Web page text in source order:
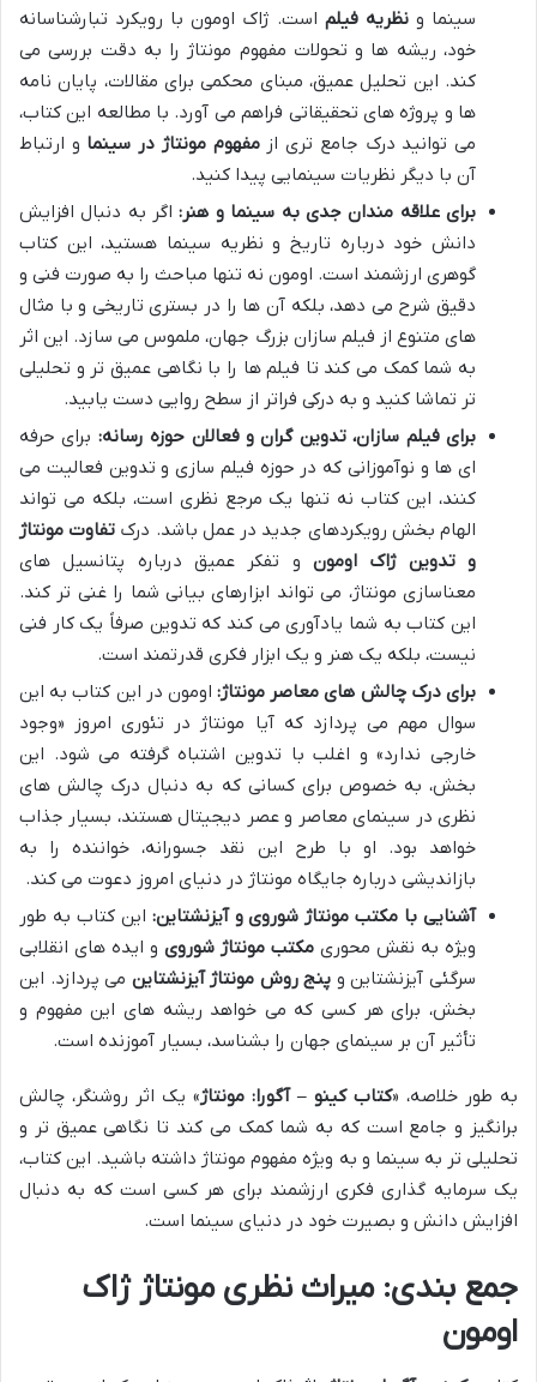
سینما ونظریه فیلم است. ژاک اومون با رویکرد تبارشناسانه
خود، ریشه ها و تحولات مفهوم مونتاژ را به دقت بررسی می
کند. این تحلیل عمیق، مبنای محکمی برای مقالات، پایان نامه
ها و پروژه های تحقیقاتی فراهم می آورد. با مطالعه این کتاب،
می توانید درک جامع تری ازمفهوم مونتاژ در سینما و ارتباط
آن با دیگر نظریات سینمایی پیدا کنید.
برای علاقه مندان جدی به سینما و هنر:اگر به دنبال افزایش
دانش خود درباره تاریخ و نظریه سینما هستید، این کتاب
گوهری ارزشمند است. اومون نه تنها مباحث را به صورت فنی و
دقیق شرح می دهد، بلکه آن ها را در بستری تاریخی و با مثال
های متنوع از فیلم سازان بزرگ جهان، ملموس می سازد. این اثر
به شما کمک می کند تا فیلم ها را با نگاهی عمیق تر و تحلیلی
تر تماشا کنید و به درکی فراتر از سطح روایی دست یابید.
برای فیلم سازان، تدوین گران و فعالان حوزه رسانه: برای حرفه
ای ها و نوآموزانی که در حوزه فیلم سازی و تدوین فعالیت می
کنند، این کتاب نه تنها یک مرجع نظری است، بلکه می تواند
الهام بخش رویکردهای جدید در عمل باشد. درک تفاوت مونتاژ
و تدوین ژاک اومون و تفکر عمیق درباره پتانسیل های
معناسازی مونتاژ، می تواند ابزارهای بیانی شما را غنی تر کند.
این کتاب به شما یادآوری می کند که تدوین صرفاً یک کار فنی
نیست، بلکه یک هنر و یک ابزار فکری قدرتمند است.
برای درک چالش های معاصر مونتاژ:اومون در این کتاب به این
سوال مهم می پردازد که آیا مونتاژ در تئوری امروز «وجود
خارجی ندارد» و اغلب با تدوین اشتباه گرفته می شود. این
بخش، به خصوص برای کسانی که به دنبال درک چالش های
نظری در سینمای معاصر و عصر دیجیتال هستند، بسیار جذاب
خواهد بود. او با طرح این نقد جسورانه، خواننده را به
بازاندیشی درباره جایگاه مونتاژ در دنیای امروز دعوت می کند.
آشنایی با مکتب مونتاژ شوروی و آیزنشتاین: این کتاب به طور
ویژه به نقش محوری مکتب مونتاژ شوروی و ایده های انقلابی
سرگئی آیزنشتاین و پنج روش مونتاژ آیزنشتاین می پردازد. این
بخش، برای هر کسی که می خواهد ریشه های این مفهوم و
تأثیر آن بر سینمای جهان را بشناسد، بسیار آموزنده است.
به طور خلاصه، «کتاب کینو – آگورا: مونتاژ» یک اثر روشنگر، چالش
برانگیز و جامع است که به شما کمک می کند تا نگاهی عمیق تر و
تحلیلی تر به سینما و به ویژه مفهوم مونتاژ داشته باشید. این کتاب،
یک سرمایه گذاری فکری ارزشمند برای هر کسی است که به دنبال
افزایش دانش و بصیرت خود در دنیای سینما است.
جمع بندی: میراث نظری مونتاژ ژاک
اومون